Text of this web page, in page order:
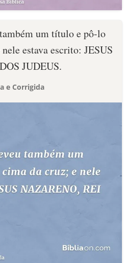
um título e pô-lo
estava escrito: JESUS
JUDEUS.
e Corrigida